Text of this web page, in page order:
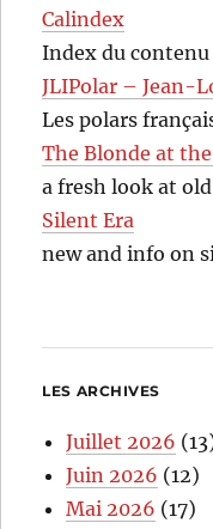
Calindex
Index du contenu
JLIPolar – Jean-
Les polars
The Blonde at
a fresh look at
Silent Era
new and info on
LES ARCHIVES
Juillet 2026
Juin 2026 (12)
Mai 2026 (17)